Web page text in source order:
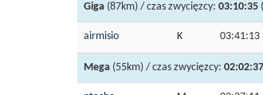
Giga (87km) / czas zwycięzcy: 03:10:35
airmisio K 03:41:13
Mega (55km) / czas zwycięzcy: 02:02:37